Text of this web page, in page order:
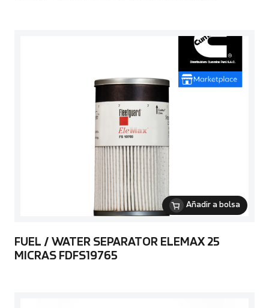
Añadir a bolsa
FUEL / WATER SEPARATOR ELEMAX 25
MICRAS FDFS19765